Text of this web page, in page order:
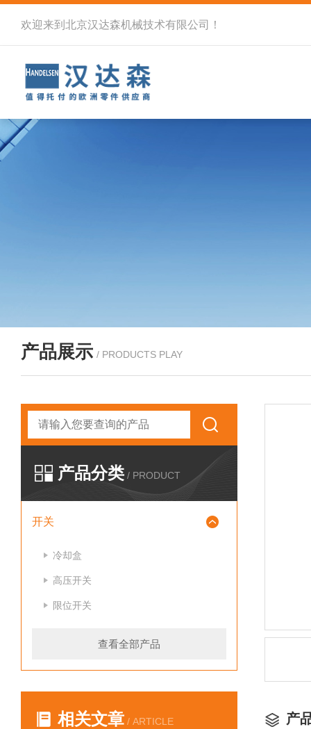
欢迎来到北京汉达森机械技术有限公司！
产品展示 / PRODUCTS PLAY
产品分类 / PRODUCT
开关
冷却盒
高压开关
限位开关
查看全部产品
相关文章 / ARTICLE 产